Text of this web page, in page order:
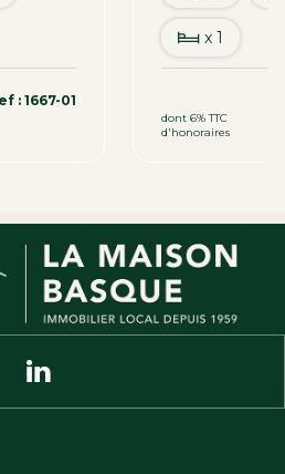
: 1667-01
x 1
dont 6% TTC
d'honoraires